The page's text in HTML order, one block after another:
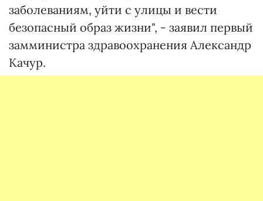
заболеваниям, уйти с улицы и вести
безопасный образ жизни", - заявил первый
замминистра здравоохранения Александр
Качур.